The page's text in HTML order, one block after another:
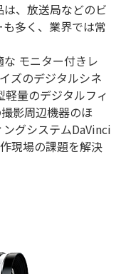
、放送局などのビ
多く、業界では常
モニター付きレ
ズのデジタルシネ
量のデジタルフィ
影周辺機器のほ
グシステムDaVinci
現場の課題を解決